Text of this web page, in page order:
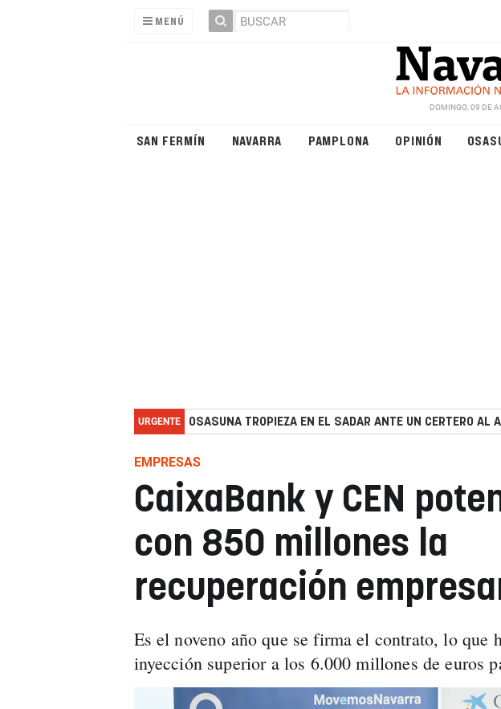
MENÚ
DOMINGO, 09 DE
SAN FERMÍN NAVARRA PAMPLONA OPINIÓN
URGENTE OSASUNA TROPIEZA EN EL SADAR ANTE UN CERTERO AL
EMPRESAS
CaixaBank y CEN
con 850 millones la
recuperación
Es el noveno año que se firma el contrato, lo que
inyección superior a los 6.000 millones de euros